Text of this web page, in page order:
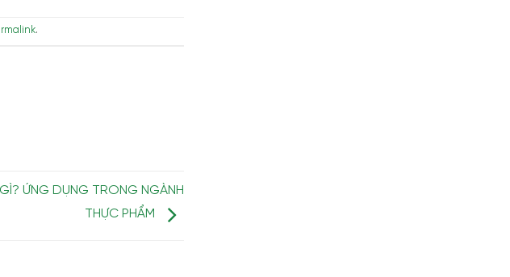
.
ỨNG DỤNG TRONG NGÀNH
THỰC PHẨM